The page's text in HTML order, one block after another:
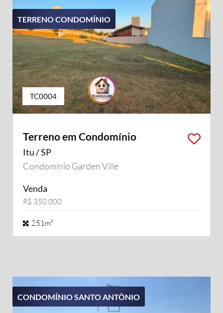
TERRENO CONDOMÍNIO
TC0004
Terreno em Condomínio
Itu / SP
Condomínio Garden Ville
Venda
R$ 350.000
251m²
CONDOMÍNIO SANTO ANTÔNIO